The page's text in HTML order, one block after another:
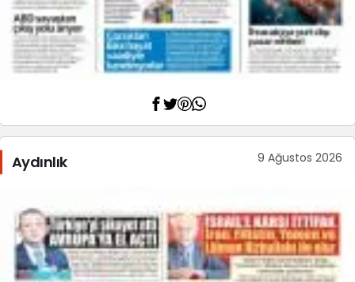
Aydınlık 9 Ağustos 2026